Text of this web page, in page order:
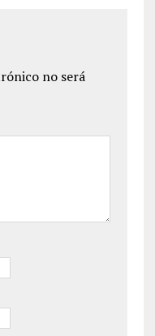
no será